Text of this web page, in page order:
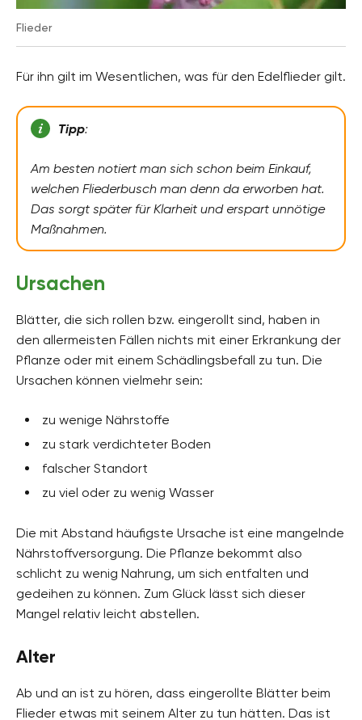
Flieder
Für ihn gilt im Wesentlichen, was für den Edelflieder gilt.
Tipp:
Am besten notiert man sich schon beim Einkauf,
welchen Fliederbusch man denn da erworben hat.
Das sorgt später für Klarheit und erspart unnötige
Maßnahmen.
Ursachen
Blätter, die sich rollen bzw. eingerollt sind, haben in
den allermeisten Fällen nichts mit einer Erkrankung der
Pflanze oder mit einem Schädlingsbefall zu tun. Die
Ursachen können vielmehr sein:
zu wenige Nährstoffe
zu stark verdichteter Boden
falscher Standort
zu viel oder zu wenig Wasser
Die mit Abstand häufigste Ursache ist eine mangelnde
Nährstoffversorgung. Die Pflanze bekommt also
schlicht zu wenig Nahrung, um sich entfalten und
gedeihen zu können. Zum Glück lässt sich dieser
Mangel relativ leicht abstellen.
Alter
Ab und an ist zu hören, dass eingerollte Blätter beim
Flieder etwas mit seinem Alter zu tun hätten. Das ist